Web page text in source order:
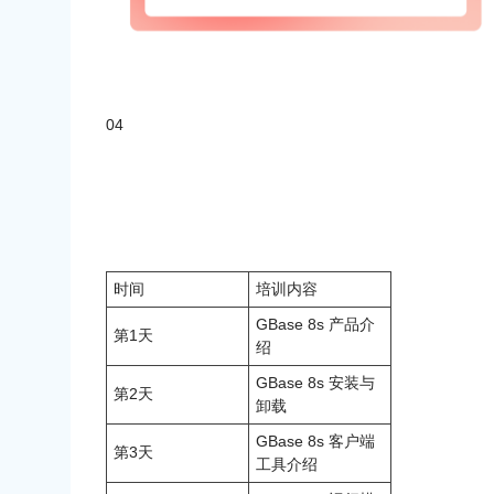
04
时间 培训内容
第1天
GBase 8s 产品介
绍
第2天
GBase 8s 安装与
卸载
第3天
GBase 8s 客户端
工具介绍